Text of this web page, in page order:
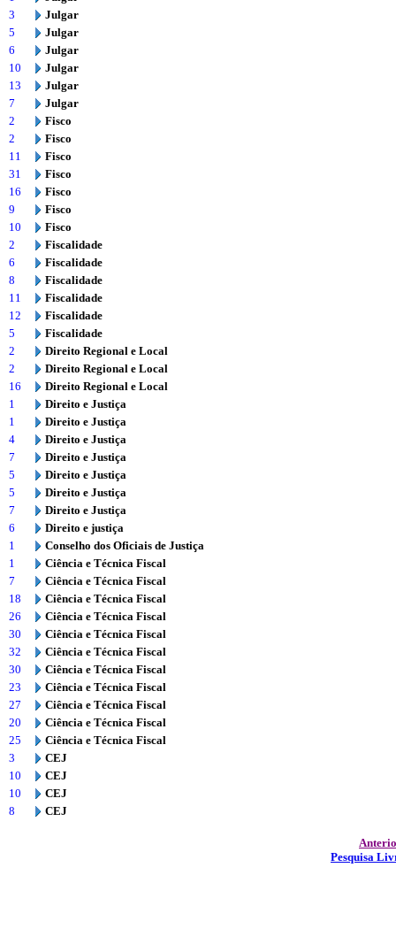
3
Julgar
5
Julgar
6
Julgar
10
Julgar
13
Julgar
7
Julgar
2
Fisco
2
Fisco
11
Fisco
31
Fisco
16
Fisco
9
Fisco
10
Fisco
2
Fiscalidade
6
Fiscalidade
8
Fiscalidade
11
Fiscalidade
12
Fiscalidade
5
Fiscalidade
2
Direito Regional e Local
2
Direito Regional e Local
16
Direito Regional e Local
1
Direito e Justiça
1
Direito e Justiça
4
Direito e Justiça
7
Direito e Justiça
5
Direito e Justiça
5
Direito e Justiça
7
Direito e Justiça
6
Direito e justiça
1
Conselho dos Oficiais de Justiça
1
Ciência e Técnica Fiscal
7
Ciência e Técnica Fiscal
18
Ciência e Técnica Fiscal
26
Ciência e Técnica Fiscal
30
Ciência e Técnica Fiscal
32
Ciência e Técnica Fiscal
30
Ciência e Técnica Fiscal
23
Ciência e Técnica Fiscal
27
Ciência e Técnica Fiscal
20
Ciência e Técnica Fiscal
25
Ciência e Técnica Fiscal
3
CEJ
10
CEJ
10
CEJ
8
CEJ
Pesquisa